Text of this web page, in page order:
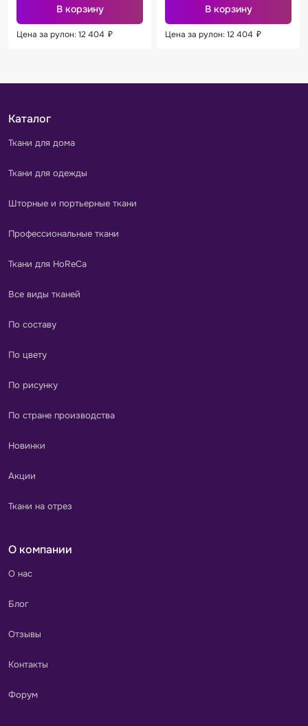
В корзину
Цена за рулон: 12 404 ₽
В корзину
Цена за рулон: 12 404 ₽
Каталог
Ткани для дома
Ткани для одежды
Шторные и портьерные ткани
Профессиональные ткани
Ткани для HoReCa
Все виды тканей
По составу
По цвету
По рисунку
По стране производства
Новинки
Акции
Ткани на отрез
О компании
О нас
Блог
Отзывы
Контакты
Форум